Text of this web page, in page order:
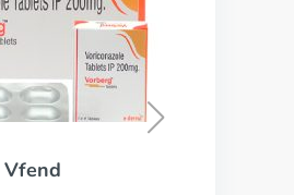
Lotriderm
KÖP NU